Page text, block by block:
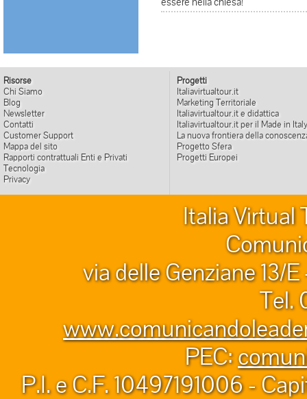
Risorse
Chi Siamo
Blog
Newsletter
Contatti
Customer Support
Mappa del sito
Rapporti contrattuali Enti e Privati
Tecnologia
Privacy
Progetti
Italiavirtualtour.it
Marketing Territoriale
Italiavirtualtour.it e didattica
Italiavirtualtour.it per il Made in Italy
La nuova frontiera della
Progetto Sfera
Progetti Europei
Italia Virtual
via delle Genziane 13/
Tel.
PEC:
P.I. e C.F. 10497191006 -